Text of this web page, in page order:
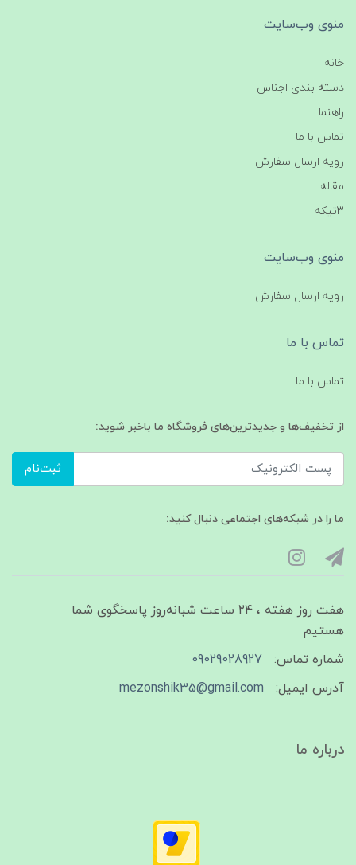
منوی وب‌سایت
خانه
دسته بندی اجناس
راهنما
تماس با ما
رویه ارسال سفارش
مقاله
3تیکه
منوی وب‌سایت
رویه ارسال سفارش
تماس با ما
تماس با ما
از تخفیف‌ها و جدیدترین‌های فروشگاه ما باخبر شوید:
ثبت‌نام
ما را در شبکه‌های اجتماعی دنبال کنید:
هفت روز هفته ، ۲۴ ساعت شبانه‌روز پاسخگوی شما
هستیم
شماره تماس:
09029028927
آدرس ایمیل:
mezonshik35@gmail.com
درباره ما